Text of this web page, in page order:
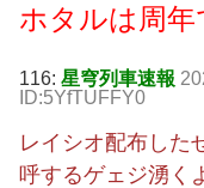
ホタルは周年
116: 星穹列車速報
ID:5YfTUFFY0
レイシオ配布した
呼するゲェジ湧く